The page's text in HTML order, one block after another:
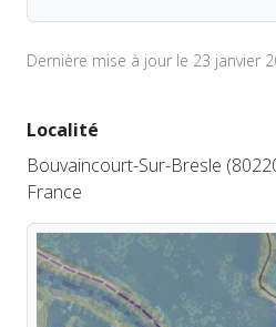
Dernière mise à jour le 23 janvier
Localité
Bouvaincourt-Sur-Bresle
France